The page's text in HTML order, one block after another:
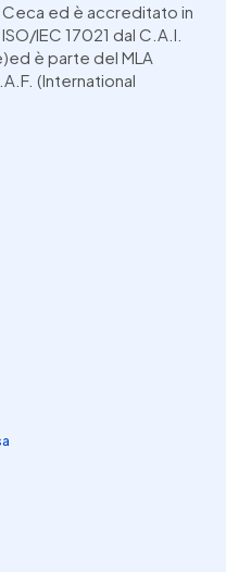
ed è accreditato in
IEC 17021 dal C.A.I.
è parte del MLA
(International